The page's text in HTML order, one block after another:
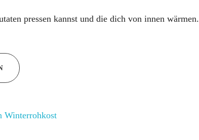
pressen kannst und die dich von innen wärmen.